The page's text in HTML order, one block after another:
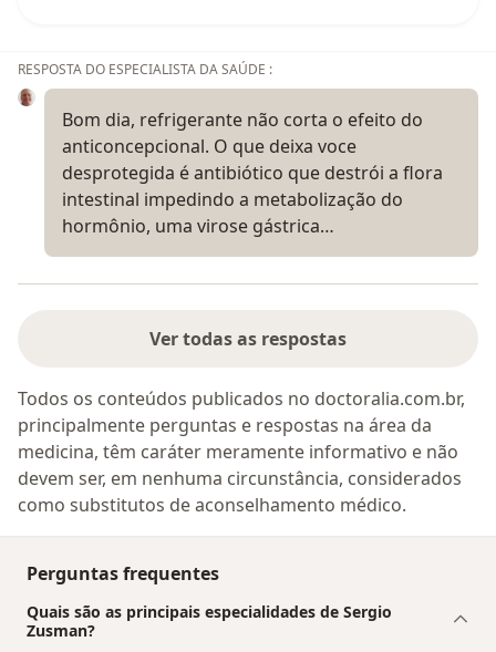
RESPOSTA DO ESPECIALISTA DA SAÚDE :
Bom dia, refrigerante não corta o efeito do
anticoncepcional. O que deixa voce
desprotegida é antibiótico que destrói a flora
intestinal impedindo a metabolização do
hormônio, uma virose gástrica…
Ver todas as respostas
Todos os conteúdos publicados no doctoralia.com.br,
principalmente perguntas e respostas na área da
medicina, têm caráter meramente informativo e não
devem ser, em nenhuma circunstância, considerados
como substitutos de aconselhamento médico.
Perguntas frequentes
Quais são as principais especialidades de Sergio
Zusman?